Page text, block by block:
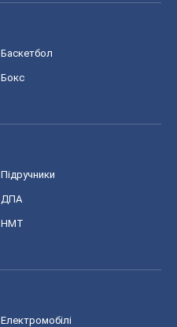
Баскетбол
Бокс
Підручники
ДПА
НМТ
Електромобілі